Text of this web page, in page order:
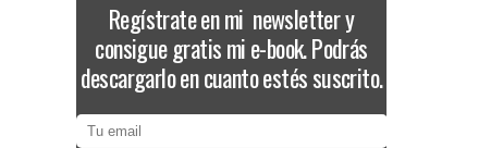
Regístrate en mi newsletter y
consigue gratis mi e-book. Podrás
descargarlo en cuanto estés suscrito.